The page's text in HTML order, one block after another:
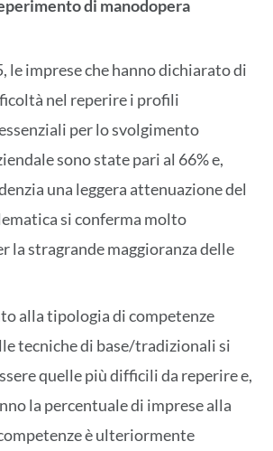
di manodopera
le imprese che hanno dichiarato di
nel reperire i profili
per lo svolgimento
sono state pari al 66% e,
una leggera attenuazione del
si conferma molto
la stragrande maggioranza delle
alla tipologia di competenze
tecniche di base/tradizionali si
quelle più difficili da reperire e,
la percentuale di imprese alla
è ulteriormente